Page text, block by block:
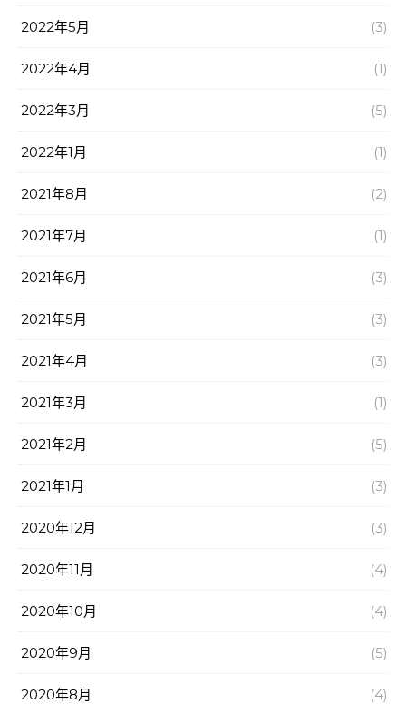
2022年5月 (3)
2022年4月 (1)
2022年3月 (5)
2022年1月 (1)
2021年8月 (2)
2021年7月 (1)
2021年6月 (3)
2021年5月 (3)
2021年4月 (3)
2021年3月 (1)
2021年2月 (5)
2021年1月 (3)
2020年12月 (3)
2020年11月 (4)
2020年10月 (4)
2020年9月 (5)
2020年8月 (4)